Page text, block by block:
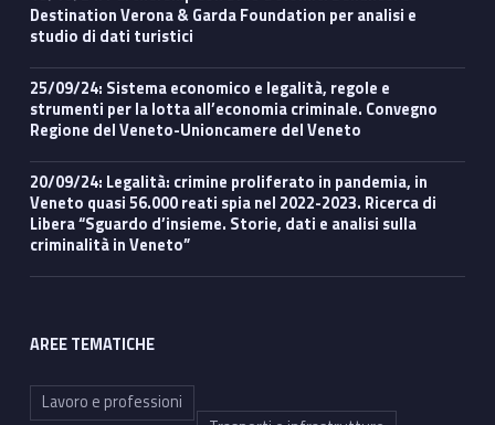
Destination Verona & Garda Foundation per analisi e
studio di dati turistici
25/09/24: Sistema economico e legalità, regole e
strumenti per la lotta all’economia criminale. Convegno
Regione del Veneto-Unioncamere del Veneto
20/09/24: Legalità: crimine proliferato in pandemia, in
Veneto quasi 56.000 reati spia nel 2022-2023. Ricerca di
Libera “Sguardo d’insieme. Storie, dati e analisi sulla
criminalità in Veneto”
AREE TEMATICHE
Lavoro e professioni